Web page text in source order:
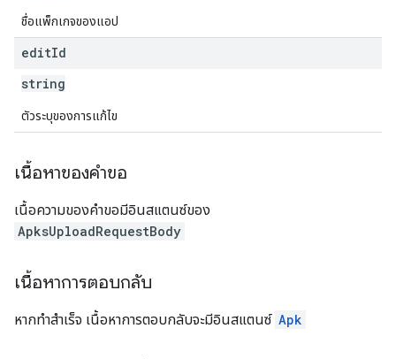
ชื่อแพ็กเกจของแอป
editId
string
ตัวระบุของการแก้ไข
เนื้อหาของคำขอ
เนื้อความของคำขอมีอินสแตนซ์ของ
ApksUploadRequestBody
เนื้อหาการตอบกลับ
หากทำสำเร็จ เนื้อหาการตอบกลับจะมีอินสแตนซ์ Apk